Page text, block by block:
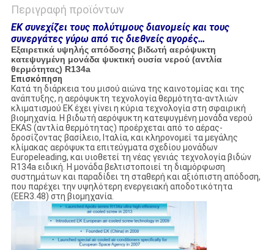
Περιγραφή προϊόντων
EK συνεχίζει τους πολύτιμους διανομείς και τους
συνεργάτες γύρω από τις διεθνείς αγορές…
Εξαιρετικά υψηλής απόδοσης βιδωτή αερόψυκτη
κατεψυγμένη μονάδα ψυκτική ουσία νερού (αντλία
θερμότητας) R134a
Επισκόπηση
Κατά τη διάρκεια του μισού αιώνα της καινοτομίας και της
ανάπτυξης, η αερόψυκτη τεχνολογία θερμότητα-αντλιών
κλιματισμού EK έχει γίνει η κύρια τεχνολογία στη σφαιρική
βιομηχανία. Η βιδωτή αερόψυκτη κατεψυγμένη μονάδα νερού
EKAS (αντλία θερμότητας) προέρχεται από το αέρας-
δροσίζοντας βασίλειο, Ιταλία, και κληρονομεί τα μεγάλης
κλίμακας αερόψυκτα επιτεύγματα σχεδίου μονάδων
Europeleading, και υιοθετεί τη νέας γενιάς τεχνολογία βιδών
R134a ειδική. Η μονάδα βελτιστοποιεί τη διαμόρφωση
συστημάτων και παραδίδει τη σταθερή και αξιόπιστη απόδοση,
που παρέχει την υψηλότερη ενεργειακή αποδοτικότητα
(EER3.48) στη βιομηχανία.